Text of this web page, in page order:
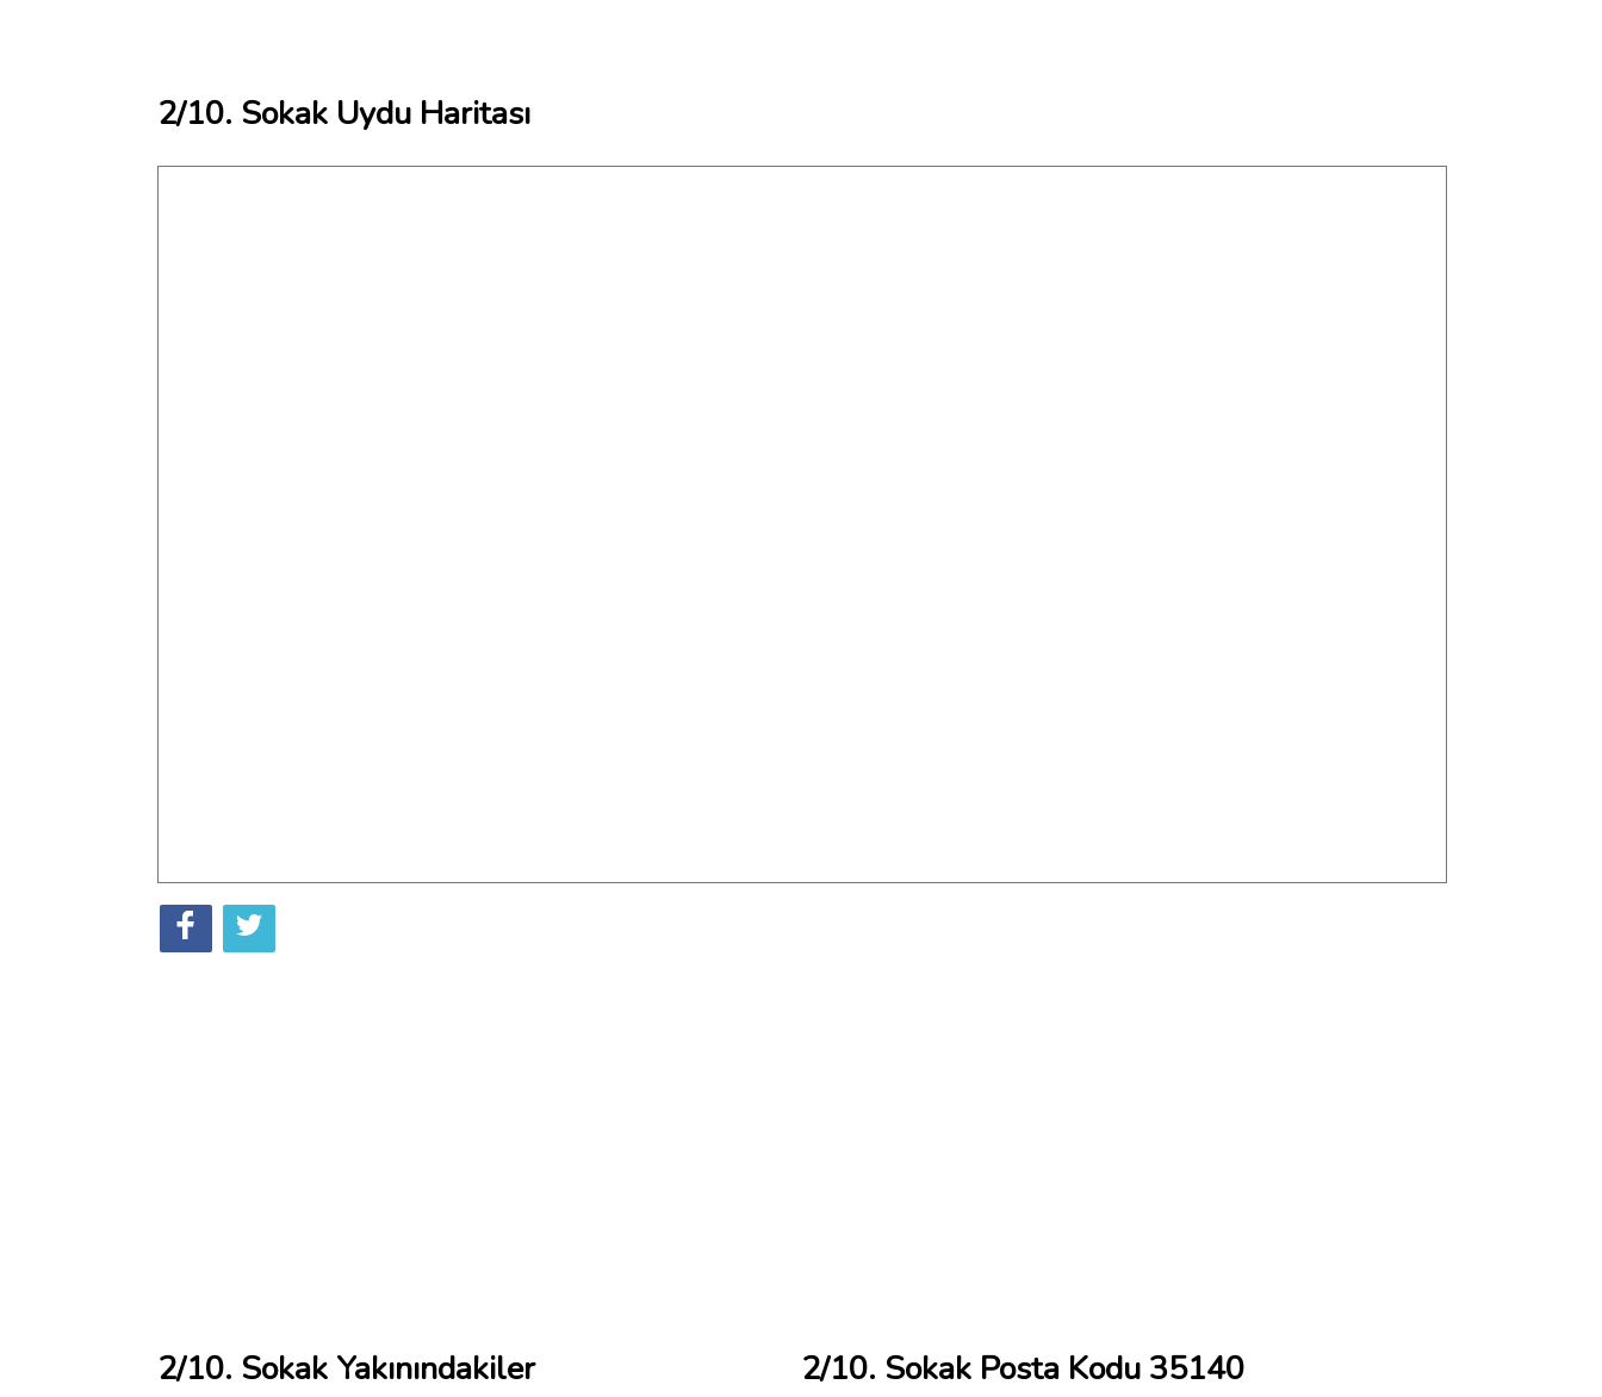
2/10. Sokak Uydu Haritası
2/10. Sokak Yakınındakiler 2/10. Sokak Posta Kodu 35140